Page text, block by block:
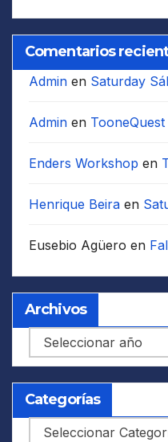
Comentarios
Admin en Saturday
Admin en TooneQuest
Enders Workshop en
Henrique Beira en
Eusebio Agüero en
Archivos
Archivos
Categorías
Categorías